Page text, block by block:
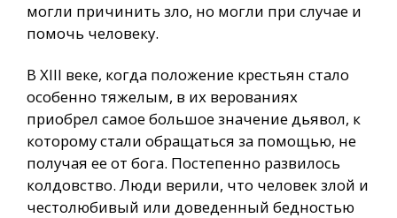
могли причинить зло, но могли при случае и
помочь человеку.
В XIII веке, когда положение крестьян стало
особенно тяжелым, в их верованиях
приобрел самое большое значение дьявол, к
которому стали обращаться за помощью, не
получая ее от бога. Постепенно развилось
колдовство. Люди верили, что человек злой и
честолюбивый или доведенный бедностью